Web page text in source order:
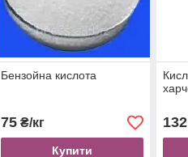
Бензойна кислота
75₴/кг
Купити
132